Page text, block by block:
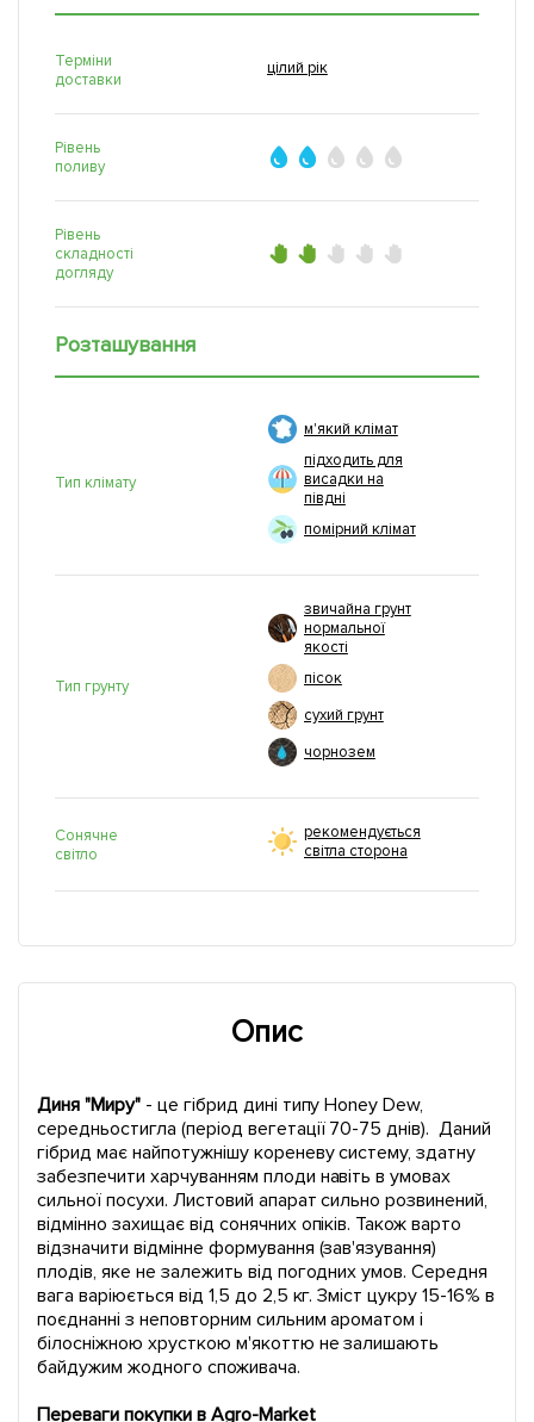
Терміни
доставки
цілий рік
Рівень
поливу
Рівень
складності
догляду
Розташування
Тип клімату
м'який клімат
підходить для
висадки на
півдні
помірний клімат
Тип грунту
звичайна грунт
нормальної
якості
пісок
сухий грунт
чорнозем
Сонячне
світло
рекомендується
світла сторона
Опис
Диня "Миру" - це гібрид дині типу Honey Dew,
середньостигла (період вегетації 70-75 днів). Даний
гібрид має найпотужнішу кореневу систему, здатну
забезпечити харчуванням плоди навіть в умовах
сильної посухи. Листовий апарат сильно розвинений,
відмінно захищає від сонячних опіків. Також варто
відзначити відмінне формування (зав'язування)
плодів, яке не залежить від погодних умов. Середня
вага варіюється від 1,5 до 2,5 кг. Зміст цукру 15-16% в
поєднанні з неповторним сильним ароматом і
білосніжною хрусткою м'якоттю не залишають
байдужим жодного споживача.
Переваги покупки в Agro-Market